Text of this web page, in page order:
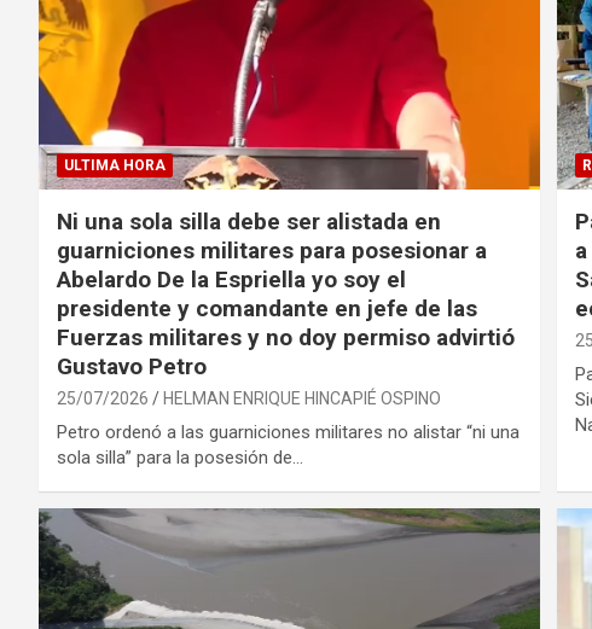
ULTIMA HORA
Ni una sola silla debe ser alistada en
guarniciones militares para posesionar a
Abelardo De la Espriella yo soy el
presidente y comandante en jefe de las
Fuerzas militares y no doy permiso advirtió
Gustavo Petro
25/07/2026 HELMAN ENRIQUE HINCAPIÉ OSPINO
Petro ordenó a las guarniciones militares no alistar “ni una
sola silla” para la posesión de…